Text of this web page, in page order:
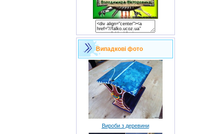
Випадкові фото
Вироби з деревини